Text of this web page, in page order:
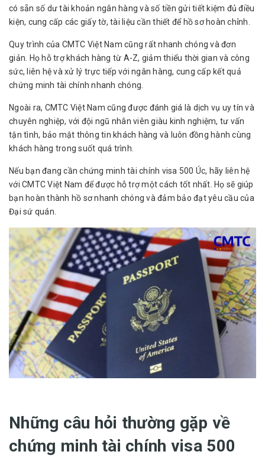
có sẵn số dư tài khoản ngân hàng và số tiền gửi tiết kiệm đủ điều
kiện, cung cấp các giấy tờ, tài liệu cần thiết để hồ sơ hoàn chỉnh.
Quy trình của CMTC Việt Nam cũng rất nhanh chóng và đơn
giản. Họ hỗ trợ khách hàng từ A-Z, giảm thiểu thời gian và công
sức, liên hệ và xử lý trực tiếp với ngân hàng, cung cấp kết quả
chứng minh tài chính nhanh chóng.
Ngoài ra, CMTC Việt Nam cũng được đánh giá là dịch vụ uy tín và
chuyên nghiệp, với đội ngũ nhân viên giàu kinh nghiệm, tư vấn
tận tình, bảo mật thông tin khách hàng và luôn đồng hành cùng
khách hàng trong suốt quá trình.
Nếu bạn đang cần chứng minh tài chính visa 500 Úc, hãy liên hệ
với CMTC Việt Nam để được hỗ trợ một cách tốt nhất. Họ sẽ giúp
bạn hoàn thành hồ sơ nhanh chóng và đảm bảo đạt yêu cầu của
Đại sứ quán.
Những câu hỏi thường gặp về
chứng minh tài chính visa 500